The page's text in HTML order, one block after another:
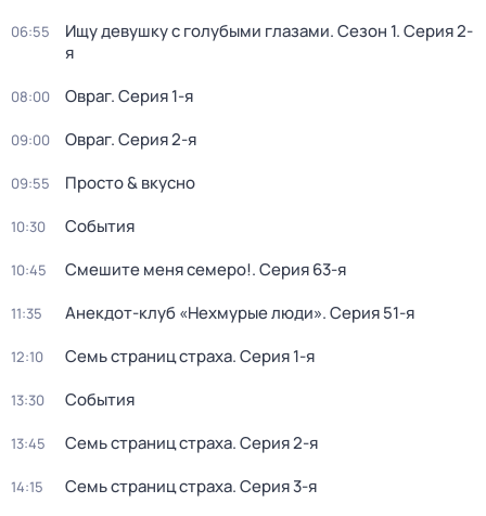
06:55 Ищу девушку с голубыми глазами. Сезон 1. Серия 2-
я
08:00 Овраг. Серия 1-я
09:00 Овраг. Серия 2-я
09:55 Просто & вкусно
10:30 События
10:45 Смешите меня семеро!. Серия 63-я
11:35 Анекдот-клуб «Нехмурые люди». Серия 51-я
12:10 Семь страниц страха. Серия 1-я
13:30 События
13:45 Семь страниц страха. Серия 2-я
14:15 Семь страниц страха. Серия 3-я